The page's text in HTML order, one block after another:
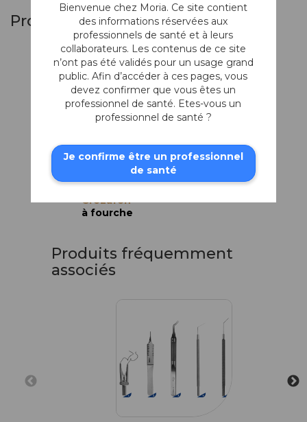
Produits similaires
Crochet
Crozafon
à fourche
Produits fréquemment
associés
Bienvenue chez Moria. Ce site contient
des informations réservées aux
professionnels de santé et à leurs
collaborateurs. Les contenus de ce site
n’ont pas été validés pour un usage grand
public. Afin d’accéder à ces pages, vous
devez confirmer que vous êtes un
professionnel de santé. Etes-vous un
professionnel de santé ?
Je confirme être un professionnel
de santé